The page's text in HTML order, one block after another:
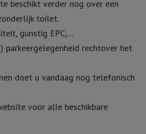
beschikt verder nog over een
toilet.
gunstig EPC,...
parkeergelegenheid rechtover het
doet u vandaag nog telefonisch
voor alle beschikbare